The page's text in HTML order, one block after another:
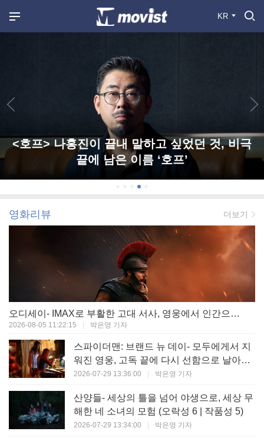
KR
<호프> 나홍진이 끝내 말하고 싶었던 것, 비극
끝에 남은 이름 ‘호프’
영화리뷰 더보기
오디세이- IMAX로 부활한 고대 서사, 영웅에서 인간으로의 귀환 (오락성 9 | 작품성 9)
2026-08-05 11:22:15 박은영 기자
스파이더맨: 브랜드 뉴 데이- 모두에게서 지
워진 영웅, 고독 끝에 다시 선함으로 날아오
르다 (오락성 8 | 작품성 8)
2026-07-29 13:36:00 박은영 기자
산양들- 세상의 틀을 넘어 야생으로, 세상 무
해한 네 소녀의 모험 (오락성 6 | 작품성 5)
2026-07-29 13:34:00 박은영 기자